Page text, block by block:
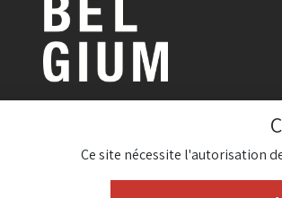
TOUT SUR LA SCÈNE
Ce site nécessite l'autorisation